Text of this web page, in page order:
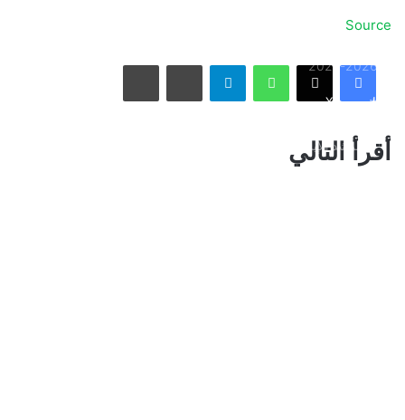
Source
فيسبوك X
واتساب تيلقرام مشاركة عبر البريد طباعة
أقرأ التالي
2026-2027
«المرشد الإيراني» يشعل العالم